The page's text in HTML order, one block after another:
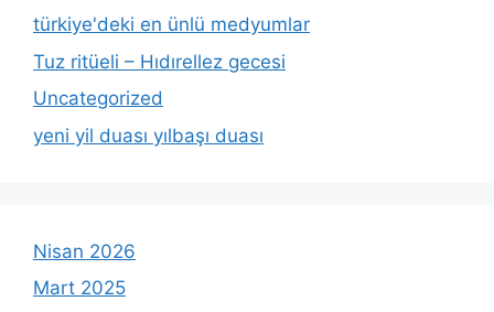
türkiye'deki en ünlü medyumlar
Tuz ritüeli – Hıdırellez gecesi
Uncategorized
yeni yil duası yılbaşı duası
Nisan 2026
Mart 2025